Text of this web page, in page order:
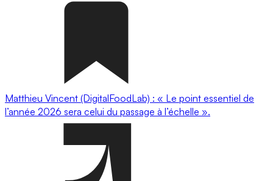
Matthieu Vincent (DigitalFoodLab) : « Le point essentiel de
l’année 2026 sera celui du passage à l’échelle ».